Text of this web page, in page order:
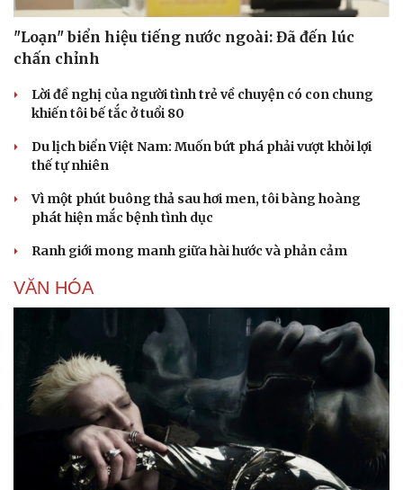
"Loạn" biển hiệu tiếng nước ngoài: Đã đến lúc
chấn chỉnh
Lời đề nghị của người tình trẻ về chuyện có con chung
khiến tôi bế tắc ở tuổi 80
Du lịch biển Việt Nam: Muốn bứt phá phải vượt khỏi lợi
thế tự nhiên
Vì một phút buông thả sau hơi men, tôi bàng hoàng
phát hiện mắc bệnh tình dục
Ranh giới mong manh giữa hài hước và phản cảm
VĂN HÓA